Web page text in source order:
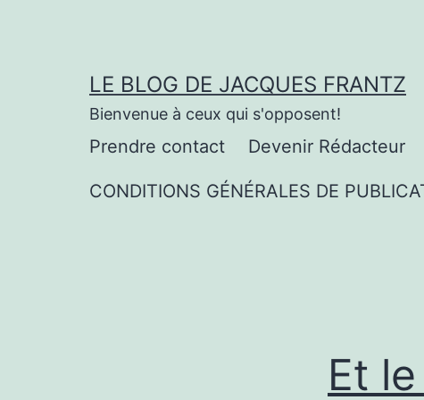
LE BLOG DE JACQUES FRANTZ
Bienvenue à ceux qui s'opposent!
Prendre contact Devenir Rédacteur
CONDITIONS GÉNÉRALES DE
Et